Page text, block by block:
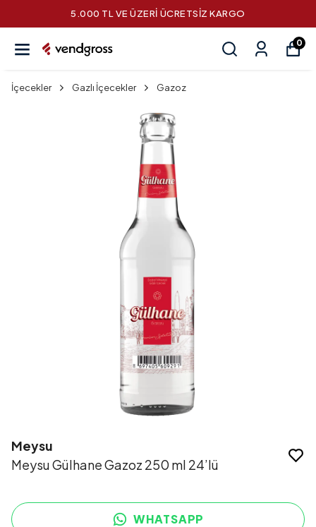
5.000 TL VE ÜZERİ ÜCRETSİZ KARGO
0
İçecekler Gazlı İçecekler Gazoz
Meysu
Meysu Gülhane Gazoz 250 ml 24’lü
WHATSAPP